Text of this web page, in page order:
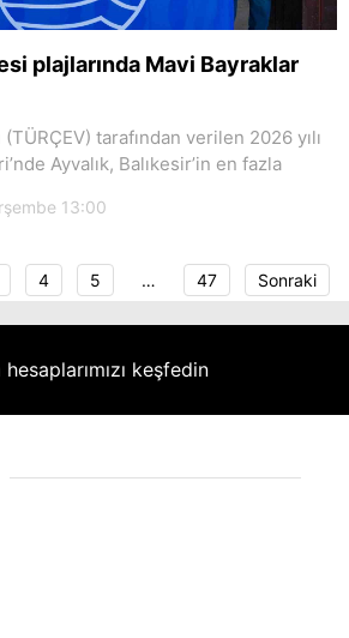
plajlarında Mavi Bayraklar
tarafından verilen 2026 yılı
Ayvalık, Balıkesir’in en fazla
13:00
4 5 … 47 Sonraki
keşfedin